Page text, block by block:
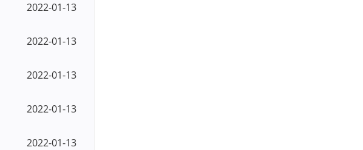
2022-01-13
2022-01-13
2022-01-13
2022-01-13
2022-01-13